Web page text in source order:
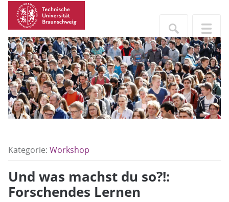
Kategorie: Workshop
Und was machst du so?!:
Forschendes Lernen